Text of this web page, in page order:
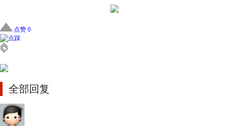
点赞 0
全部回复